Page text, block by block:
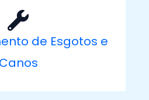
de Esgotos e
Canos